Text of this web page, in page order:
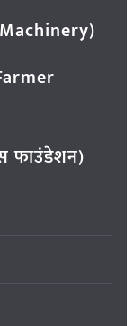
फाउंडेशन)